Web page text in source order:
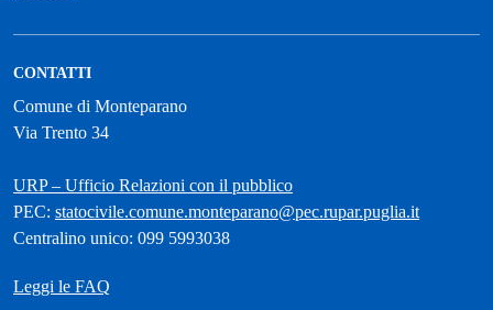
CONTATTI
Comune di Monteparano
Via Trento 34
URP – Ufficio Relazioni con il pubblico
PEC: statocivile.comune.monteparano@pec.rupar.puglia.it
Centralino unico: 099 5993038
Leggi le FAQ